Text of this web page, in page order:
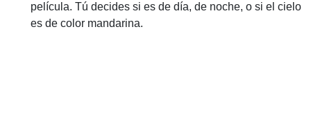
película. Tú decides si es de día, de noche, o si el cielo
es de color mandarina.